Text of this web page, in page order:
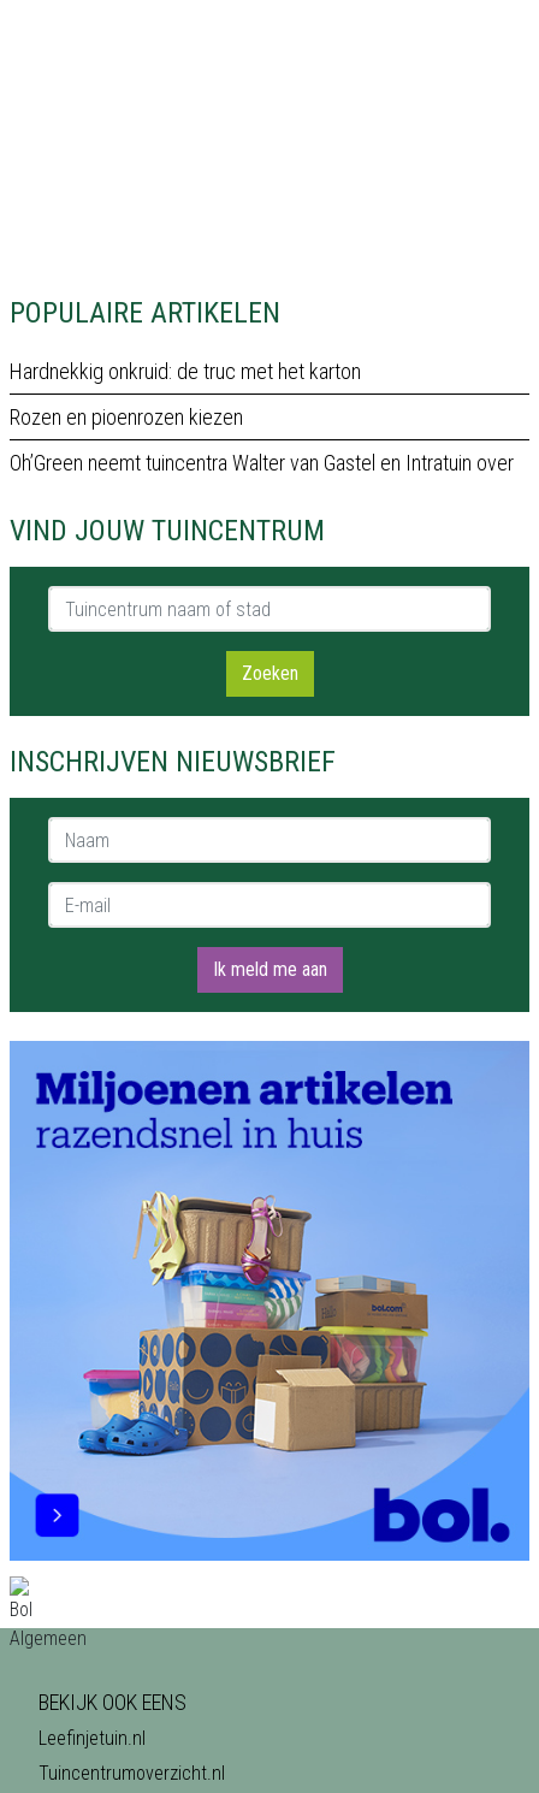
POPULAIRE ARTIKELEN
Hardnekkig onkruid: de truc met het karton
Rozen en pioenrozen kiezen
Oh’Green neemt tuincentra Walter van Gastel en Intratuin over
VIND JOUW TUINCENTRUM
Tuincentrum naam of stad
Zoeken
INSCHRIJVEN NIEUWSBRIEF
Naam *
E-mail *
Ik meld me aan
BEKIJK OOK EENS
Leefinjetuin.nl
Tuincentrumoverzicht.nl